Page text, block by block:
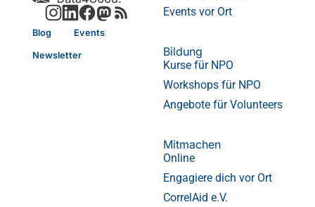
Blog Events
Newsletter
Events vor Ort
Bildung
Kurse für NPO
Workshops für NPO
Angebote für Volunteers
Mitmachen
Online
Engagiere dich vor Ort
CorrelAid e.V.